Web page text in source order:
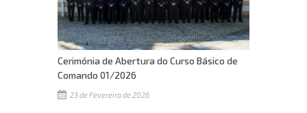
Cerimónia de Abertura do Curso Básico de
Comando 01/2026
23 de Fevereiro de 2026